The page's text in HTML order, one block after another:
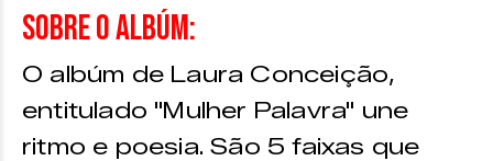
Sobre o albúm:
O albúm de Laura Conceição,
entitulado "Mulher Palavra" une
ritmo e poesia. São 5 faixas que